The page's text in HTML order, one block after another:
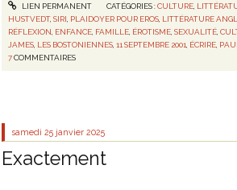
LIEN PERMANENT CATÉGORIES :CULTURE,
HUSTVEDT,SIRI PLAIDOYER POUR EROS LITTÉRATURE
RÉFLEXION ENFANCE FAMILLE ÉROTISME ,SEXUALITÉ ,
JAMES LES BOSTONIENNES ,11 SEPTEMBRE 2001 ÉCRIRE
7COMMENTAIRES
samedi 25 janvier 2025
Exactement